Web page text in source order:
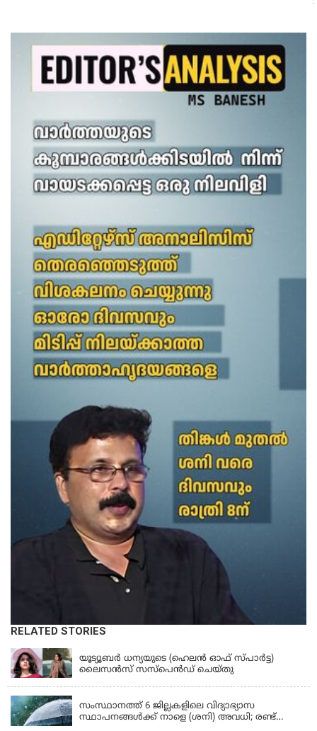
RELATED STORIES
KERALA
യൂട്യൂബർ ധന്യയുടെ (ഹെലൻ ഓഫ് സ്പാർട്ട)
ലൈസൻസ് സസ്‌പെൻഡ് ചെയ്തു
സംസ്ഥാനത്ത് 6 ജില്ലകളിലെ വിദ്യാഭ്യാസ
സ്ഥാപനങ്ങൾക്ക് നാളെ (ശനി) അവധി; രണ്ട്